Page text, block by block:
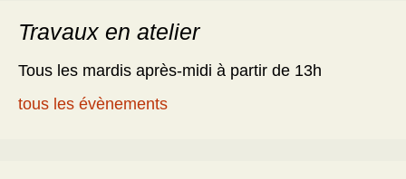
Travaux en atelier
Tous les mardis après-midi à partir de 13h
tous les évènements